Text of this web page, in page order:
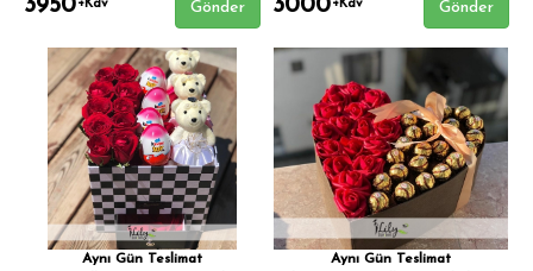
3950+Kdv Gönder 3000+Kdv Gönder
Aynı Gün Teslimat
Aynı Gün Teslimat